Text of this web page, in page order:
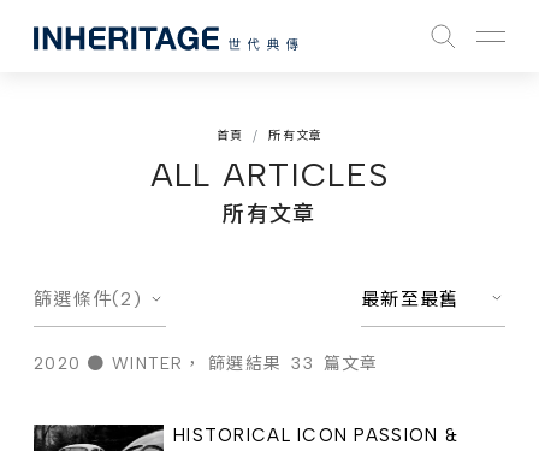
首頁 所有文章
ALL ARTICLES
所有文章
篩選條件(2) 最新至最舊
2020 ● WINTER， 篩選結果 33 篇文章
HISTORICAL ICON PASSION &